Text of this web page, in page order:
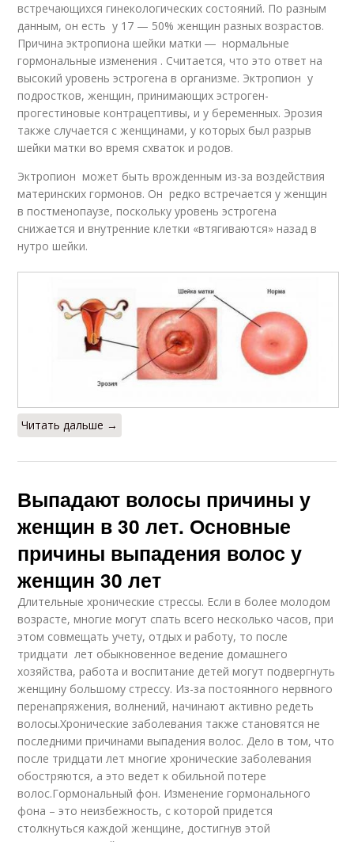
встречающихся гинекологических состояний. По разным
данным, он есть у 17 — 50% женщин разных возрастов.
Причина эктропиона шейки матки ― нормальные
гормональные изменения . Считается, что это ответ на
высокий уровень эстрогена в организме. Эктропион у
подростков, женщин, принимающих эстроген-
прогестиновые контрацептивы, и у беременных. Эрозия
также случается с женщинами, у которых был разрыв
шейки матки во время схваток и родов.
Эктропион может быть врожденным из-за воздействия
материнских гормонов. Он редко встречается у женщин
в постменопаузе, поскольку уровень эстрогена
снижается и внутренние клетки «втягиваются» назад в
нутро шейки.
Читать дальше →
Выпадают волосы причины у
женщин в 30 лет. Основные
причины выпадения волос у
женщин 30 лет
Длительные хронические стрессы. Если в более молодом
возрасте, многие могут спать всего несколько часов, при
этом совмещать учету, отдых и работу, то после
тридцати лет обыкновенное ведение домашнего
хозяйства, работа и воспитание детей могут подвергнуть
женщину большому стрессу. Из-за постоянного нервного
перенапряжения, волнений, начинают активно редеть
волосы.Хронические заболевания также становятся не
последними причинами выпадения волос. Дело в том, что
после тридцати лет многие хронические заболевания
обостряются, а это ведет к обильной потере
волос.Гормональный фон. Изменение гормонального
фона – это неизбежность, с которой придется
столкнуться каждой женщине, достигнув этой